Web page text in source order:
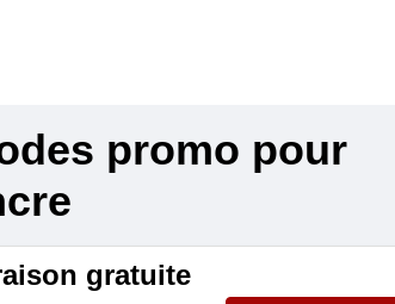
promo pour
gratuite